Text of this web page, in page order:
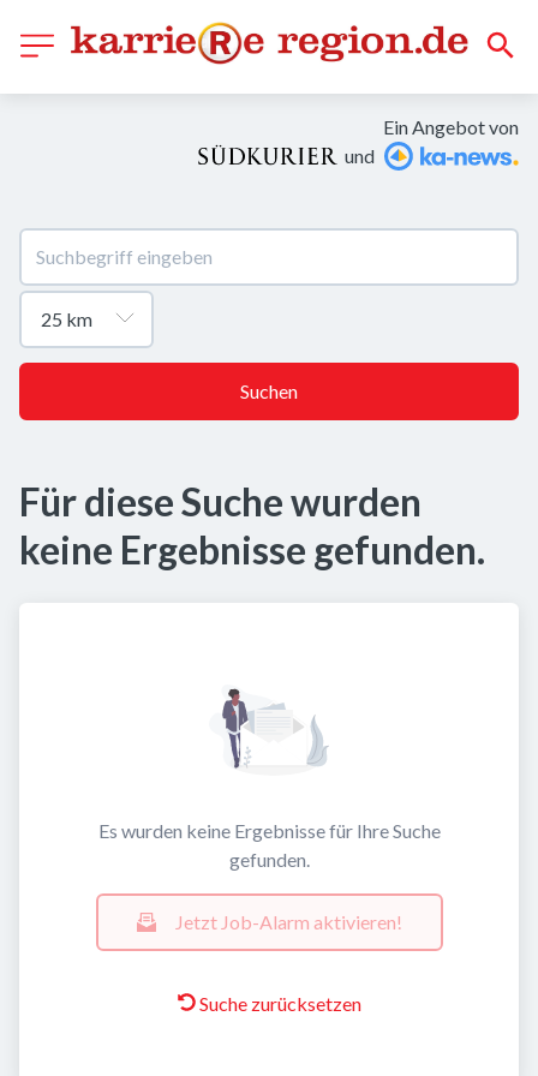
Ein Angebot von
und
Suchen
Für diese Suche wurden
keine Ergebnisse gefunden.
Es wurden keine Ergebnisse für Ihre Suche
gefunden.
Jetzt Job-Alarm aktivieren!
Suche zurücksetzen